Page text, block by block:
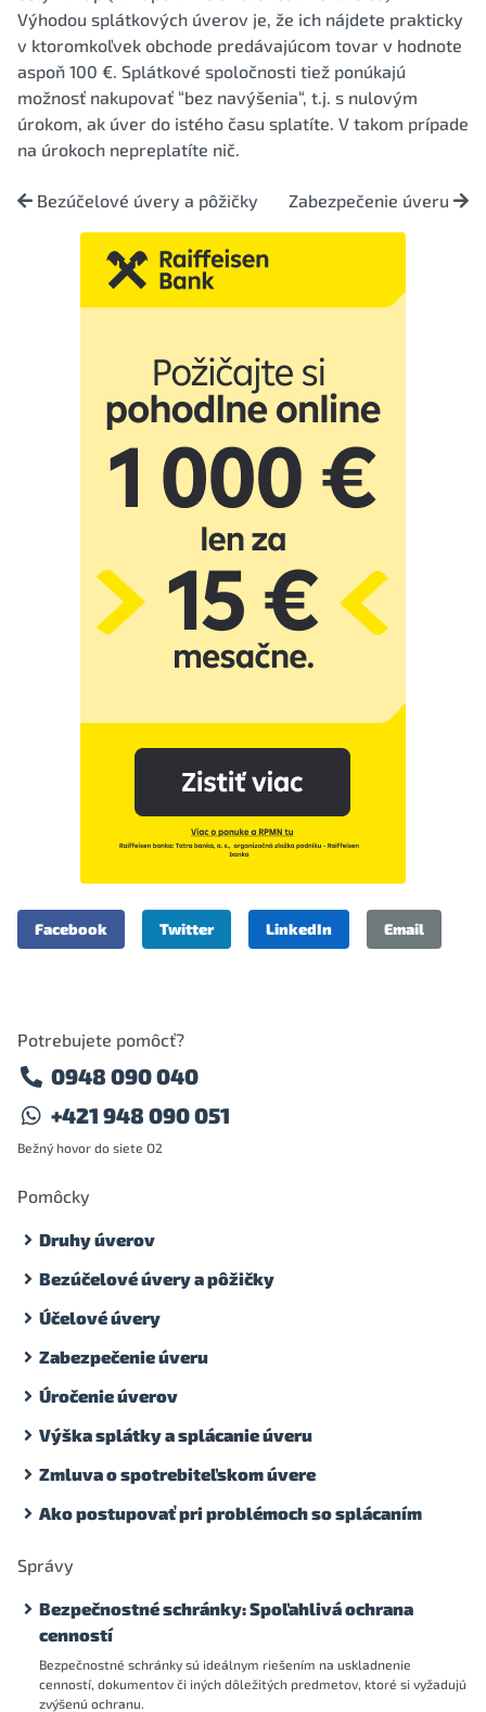
Výhodou splátkových úverov je, že ich nájdete prakticky
v ktoromkoľvek obchode predávajúcom tovar v hodnote
aspoň 100 €. Splátkové spoločnosti tiež ponúkajú
možnosť nakupovať “bez navýšenia“, t.j. s nulovým
úrokom, ak úver do istého času splatíte. V takom prípade
na úrokoch nepreplatíte nič.
Bezúčelové úvery a pôžičky Zabezpečenie úveru
Facebook Twitter LinkedIn Email
Potrebujete pomôcť?
0948 090 040
+421 948 090 051
Bežný hovor do siete O2
Pomôcky
Druhy úverov
Bezúčelové úvery a pôžičky
Účelové úvery
Zabezpečenie úveru
Úročenie úverov
Výška splátky a splácanie úveru
Zmluva o spotrebiteľskom úvere
Ako postupovať pri problémoch so splácaním
Správy
Bezpečnostné schránky: Spoľahlivá ochrana
cenností
Bezpečnostné schránky sú ideálnym riešením na uskladnenie
cenností, dokumentov či iných dôležitých predmetov, ktoré si vyžadujú
zvýšenú ochranu.